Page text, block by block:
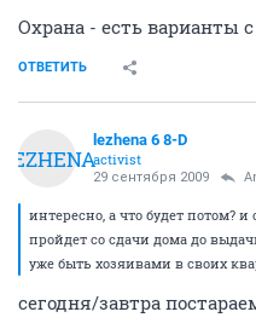
Охрана - есть варианты
ОТВЕТИТЬ
LEZHENA
lezhena 6 8-D
activist
29 сентября 2009
интересно, а что будет потом?
пройдет со сдачи дома до
уже быть хозяивами в своих
сегодня/завтра